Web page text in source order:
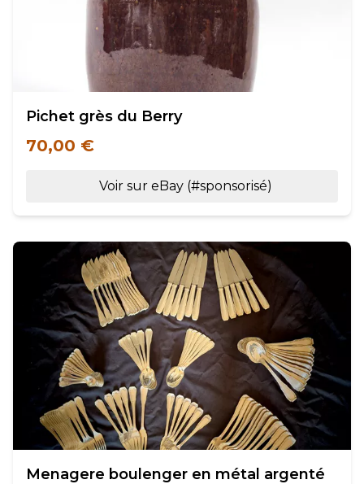
Pichet grès du Berry
70,00 €
Voir sur eBay (#sponsorisé)
Menagere boulenger en métal argenté